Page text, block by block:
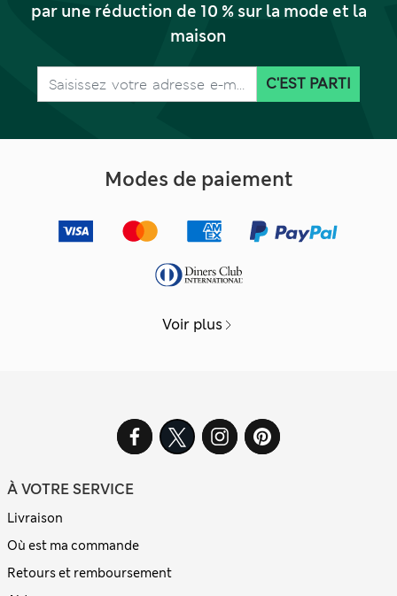
par une réduction de 10 % sur la mode et la
maison
C'EST PARTI
Modes de paiement
Voir plus
À VOTRE SERVICE
Livraison
Où est ma commande
Retours et remboursement